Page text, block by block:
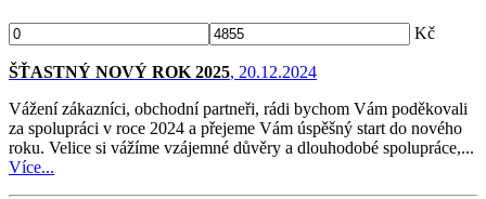
Kč
ŠŤASTNÝ NOVÝ ROK 2025, 20.12.2024
Vážení zákazníci, obchodní partneři, rádi bychom Vám poděkovali
za spolupráci v roce 2024 a přejeme Vám úspěšný start do nového
roku. Velice si vážíme vzájemné důvěry a dlouhodobé spolupráce,...
Více...